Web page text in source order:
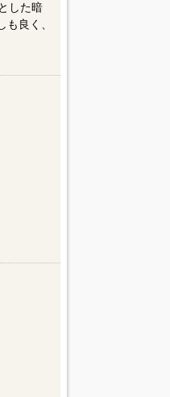
した暗
良く、